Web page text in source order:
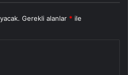
Gerekli alanlar * ile